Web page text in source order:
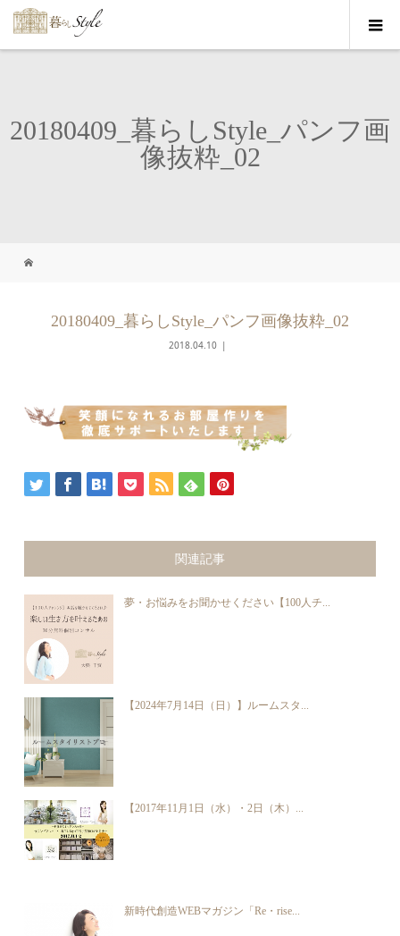
20180409_暮らしStyle_パンフ画
像抜粋_02
20180409_暮らしStyle_パンフ画像抜粋_02
2018.04.10
関連記事
夢・お悩みをお聞かせください【100人チ...
【2024年7月14日（日）】ルームスタ...
【2017年11月1日（水）・2日（木）...
新時代創造WEBマガジン「Re・rise...